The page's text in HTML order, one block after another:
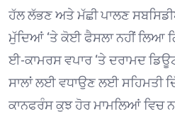
ਹੱਲ ਲੱਭਣ ਅਤੇ ਮੱਛੀ ਪਾਲਣ
ਮੁੱਦਿਆਂ ‘ਤੇ ਕੋਈ ਫੈਸਲਾ ਨਹੀਂ ਲਿਆ
ਈ-ਕਾਮਰਸ ਵਪਾਰ ‘ਤੇ ਦਰਾਮਦ
ਸਾਲਾਂ ਲਈ ਵਧਾਉਣ ਲਈ ਸਹਿਮਤੀ
ਕਾਨਫਰੰਸ ਕੁਝ ਹੋਰ ਮਾਮਲਿਆਂ ਵਿਚ